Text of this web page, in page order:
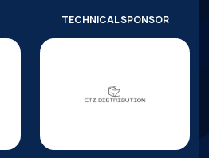
TECHNICAL SPONSOR